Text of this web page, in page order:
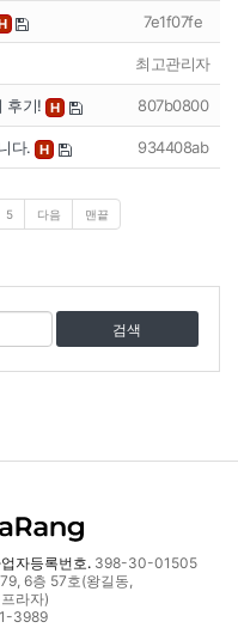
7e1f07fe
최고관리자
후기! H 807b0800
다. H 934408ab
5 다음 맨끝
자등록번호.398-30-01505
6층 57호(왕길동,
라자)
3989